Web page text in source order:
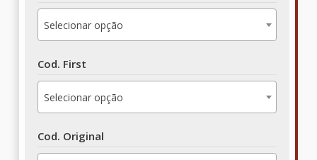
Selecionar opção
Cod. First
Selecionar opção
Cod. Original